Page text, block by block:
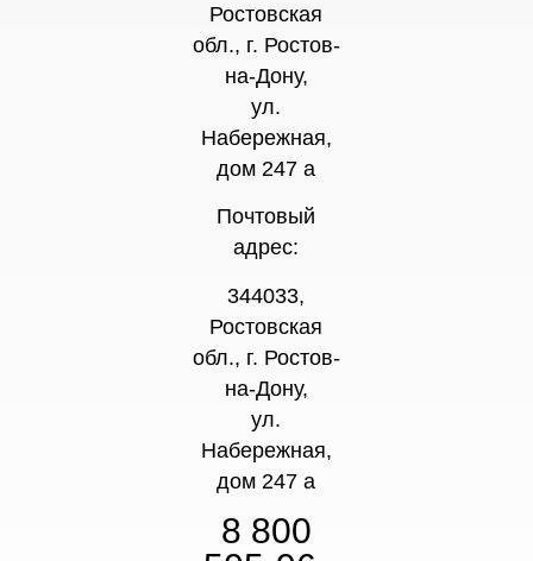
Ростовская
обл., г. Ростов-
на-Дону,
ул.
Набережная,
дом 247 а
Почтовый
адрес:
344033,
Ростовская
обл., г. Ростов-
на-Дону,
ул.
Набережная,
дом 247 а
8 800